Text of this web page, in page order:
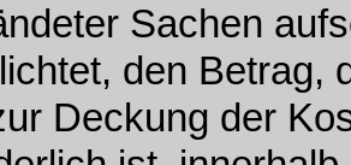
Sachen
den Betrag,
Deckung der